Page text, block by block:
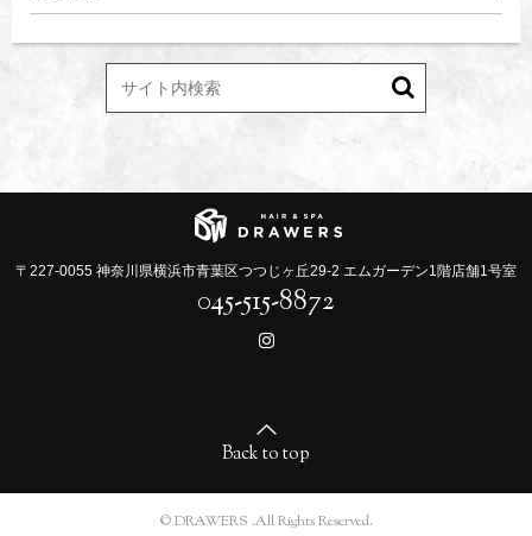
〒227-0055 神奈川県横浜市青葉区つつじヶ丘29-2 エムガーデン1階店舗1号室
045-515-8872
Back to top
© DRAWERS .All Rights Reserved.